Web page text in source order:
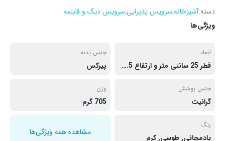
دسته:آشپزخانه,سرویس پذیرایی,سرویس دیگ و قابلمه
ویژگی‌ها
ابعاد
قطر 25 سانتی متر و ارتفاع 3.5 سانتی متر
جنس بدنه
پیرکس
جنس پوشش
گرانیت
وزن
705 گرم
رنگ
بادمجانی, طوسی, کرم
مشاهده همه ویژگی‌ها